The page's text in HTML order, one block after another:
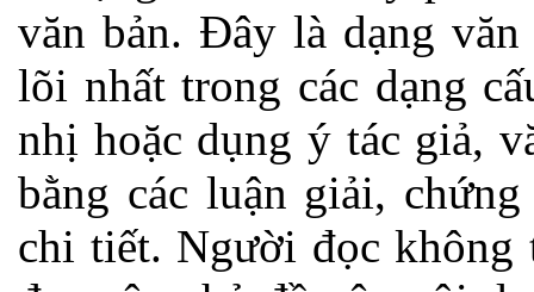
văn bản. Đây là dạng
lõi nhất trong các dạng
nhị hoặc dụng ý tác giả,
bằng các luận giải,
chi tiết. Người đọc không